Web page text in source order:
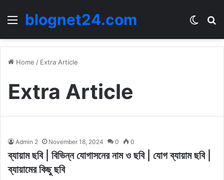
Menublognet24.com
Home / Extra Article
Extra Article
Admin 2 November 18, 2024 0 0
ব্যায়াম ছবি | বিভিন্ন যোগাসনের নাম ও ছবি | যোগ ব্যায়াম ছবি |
ব্যায়ামের কিছু ছবি